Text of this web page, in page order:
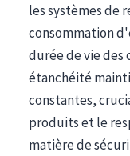
les systèmes de
consommation
durée de vie des
étanchéité
constantes,
produits et le
matière de